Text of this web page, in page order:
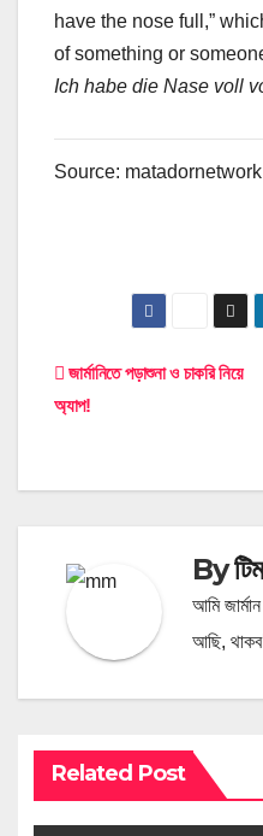
have the nose full,”
of something or
Ich habe die Nase voll
Source: matadornetwork
Post
navigation
জার্মানিতে পড়াশুনা ও চাকরি নিয়ে
অ্যাপ!
By
আমি
আছি,
Related Post